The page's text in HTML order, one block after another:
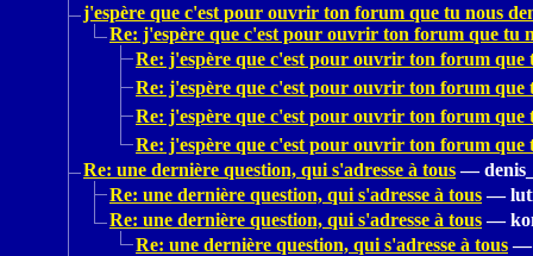
j'espère que c'est pour ouvrir ton forum que tu nous
Re: j'espère que c'est pour ouvrir ton forum que tu
Re: j'espère que c'est pour ouvrir ton forum que
Re: j'espère que c'est pour ouvrir ton forum que
Re: j'espère que c'est pour ouvrir ton forum que
Re: j'espère que c'est pour ouvrir ton forum que
Re: une dernière question, qui s'adresse à tous —
Re: une dernière question, qui s'adresse à tous —
Re: une dernière question, qui s'adresse à tous —
Re: une dernière question, qui s'adresse à tous —